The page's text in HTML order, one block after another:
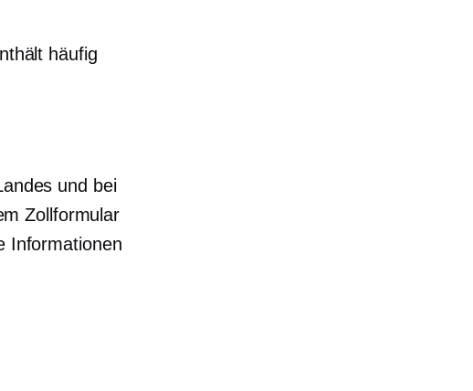
häufig
und bei
Zollformular
Informationen